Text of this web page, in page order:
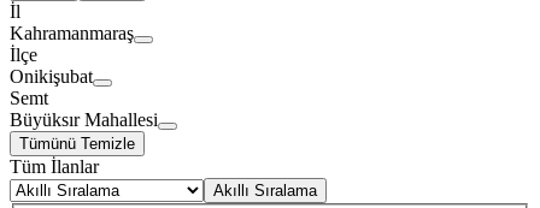
İl
Kahramanmaraş
İlçe
Onikişubat
Semt
Büyüksır Mahallesi
Tümünü Temizle
Tüm İlanlar
Akıllı Sıralama